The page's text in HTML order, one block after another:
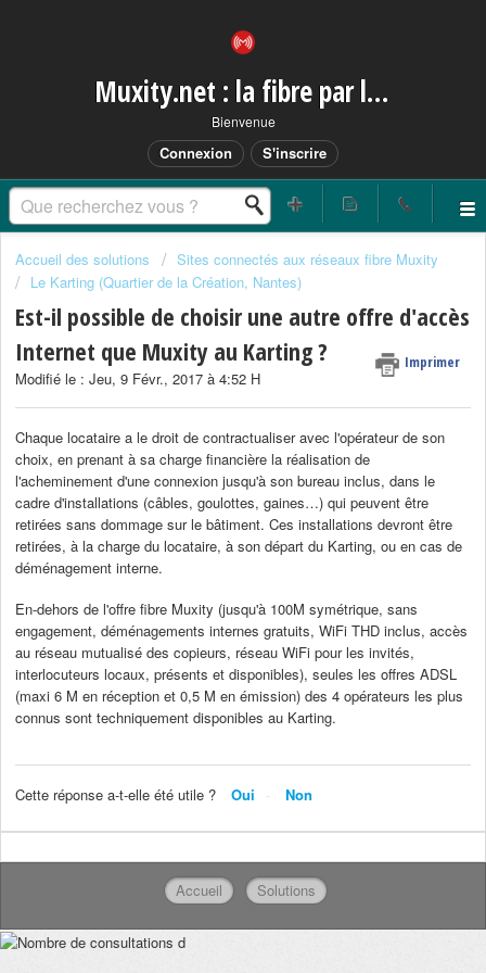
Muxity.net : la fibre par les airs
Bienvenue
Connexion S'inscrire
Accueil des solutions
Sites connectés aux réseaux fibre Muxity
Le Karting (Quartier de la Création, Nantes)
Est-il possible de choisir une autre offre d'accès
Internet que Muxity au Karting ?
Imprimer
Modifié le : Jeu, 9 Févr., 2017 à 4:52 H
Chaque locataire a le droit de contractualiser avec l'opérateur de son
choix, en prenant à sa charge financière la réalisation de
l'acheminement d'une connexion jusqu'à son bureau inclus, dans le
cadre d'installations (câbles, goulottes, gaines…) qui peuvent être
retirées sans dommage sur le bâtiment. Ces installations devront être
retirées, à la charge du locataire, à son départ du Karting, ou en cas de
déménagement interne.
En-dehors de l'offre fibre Muxity (jusqu'à 100M symétrique, sans
engagement, déménagements internes gratuits, WiFi THD inclus, accès
au réseau mutualisé des copieurs, réseau WiFi pour les invités,
interlocuteurs locaux, présents et disponibles), seules les offres ADSL
(maxi 6 M en réception et 0,5 M en émission) des 4 opérateurs les plus
connus sont techniquement disponibles au Karting.
Cette réponse a-t-elle été utile ? Oui Non
Accueil Solutions